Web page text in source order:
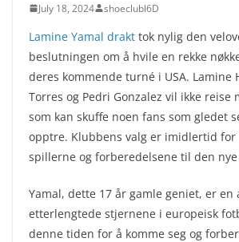
July 18, 2024 shoeclubl6D
Lamine Yamal drakt tok nylig den
beslutningen om å hvile en rekke
deres kommende turné i USA. Lamine
Torres og Pedri Gonzalez vil ikke reise
som kan skuffe noen fans som gledet
opptre. Klubbens valg er imidlertid for
spillerne og forberedelsene til den nye
Yamal, dette 17 år gamle geniet, er en
etterlengtede stjernene i europeisk
denne tiden for å komme seg og